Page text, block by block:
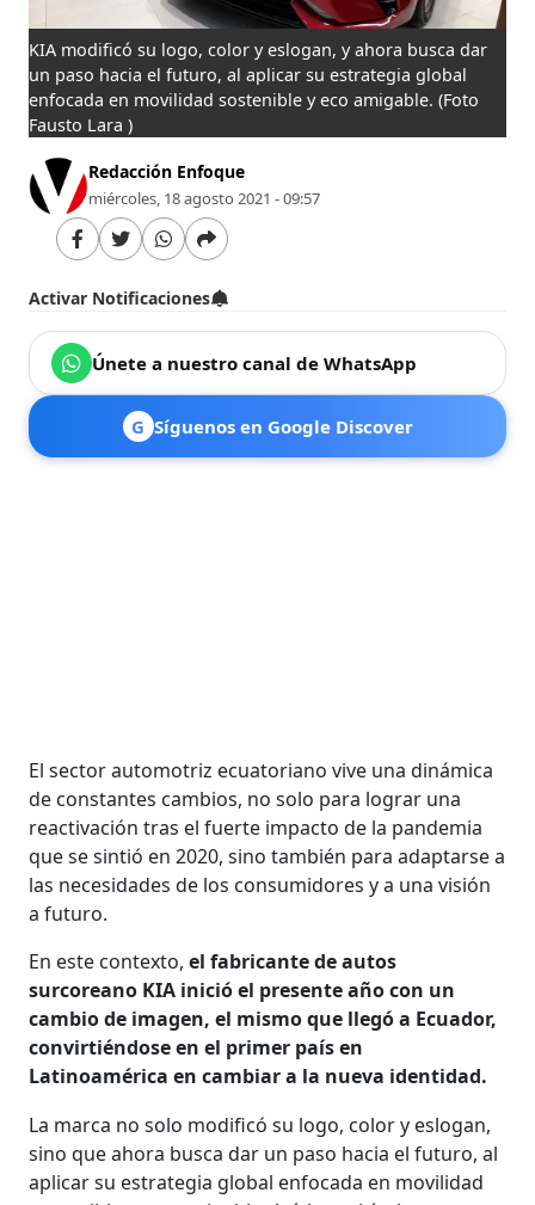
KIA modificó su logo, color y eslogan, y ahora busca dar
un paso hacia el futuro, al aplicar su estrategia global
enfocada en movilidad sostenible y eco amigable. (Foto
Fausto Lara )
Redacción Enfoque
miércoles, 18 agosto 2021 - 09:57
Activar Notificaciones
Únete a nuestro canal de WhatsApp
G Síguenos en Google Discover
El sector automotriz ecuatoriano vive una dinámica
de constantes cambios, no solo para lograr una
reactivación tras el fuerte impacto de la pandemia
que se sintió en 2020, sino también para adaptarse a
las necesidades de los consumidores y a una visión
a futuro.
En este contexto,el fabricante de autos
surcoreano KIA inició el presente año con un
cambio de imagen, el mismo que llegó a Ecuador,
convirtiéndose en el primer país en
Latinoamérica en cambiar a la nueva identidad.
La marca no solo modificó su logo, color y eslogan,
sino que ahora busca dar un paso hacia el futuro, al
aplicar su estrategia global enfocada en movilidad